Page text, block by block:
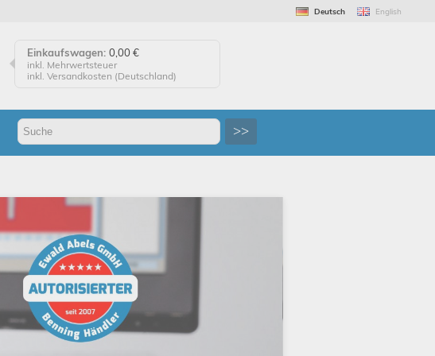
Deutsch English
Einkaufswagen: 0,00 €
inkl. Mehrwertsteuer
inkl. Versandkosten (Deutschland)
Zur Kasse
Bestellung erfolgreich!
Auf Wiedersehen!
>>